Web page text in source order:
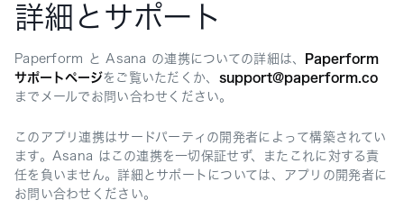
詳細とサポート
Paperform と Asana の連携についての詳細は、
Paperform
サポートページをご覧いただくか、
support@paperform.co
までメールでお問い合わせください。
このアプリ連携はサードパーティの開発者によって構築されてい
ます。Asana はこの連携を一切保証せず、またこれに対する責
任を負いません。詳細とサポートについては、アプリの開発者に
お問い合わせください。